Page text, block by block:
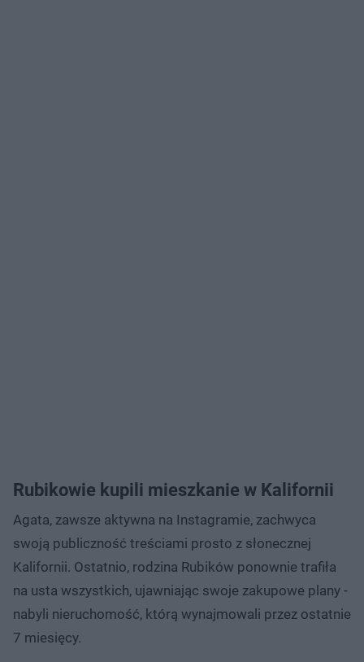
Rubikowie kupili mieszkanie w Kalifornii
Agata, zawsze aktywna na Instagramie, zachwyca
swoją publiczność treściami prosto z słonecznej
Kalifornii. Ostatnio, rodzina Rubików ponownie trafiła
na usta wszystkich, ujawniając swoje zakupowe plany -
nabyli nieruchomość, którą wynajmowali przez ostatnie
7 miesięcy.